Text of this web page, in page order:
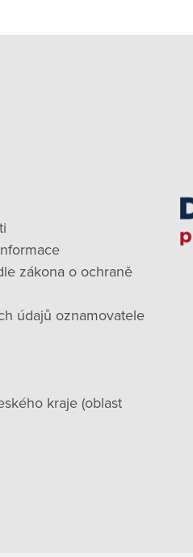
zákona o ochraně
údajů oznamovatele
kraje (oblast